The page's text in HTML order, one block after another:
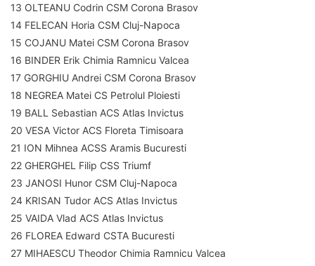
13 OLTEANU Codrin CSM Corona Brasov
14 FELECAN Horia CSM Cluj-Napoca
15 COJANU Matei CSM Corona Brasov
16 BINDER Erik Chimia Ramnicu Valcea
17 GORGHIU Andrei CSM Corona Brasov
18 NEGREA Matei CS Petrolul Ploiesti
19 BALL Sebastian ACS Atlas Invictus
20 VESA Victor ACS Floreta Timisoara
21 ION Mihnea ACSS Aramis Bucuresti
22 GHERGHEL Filip CSS Triumf
23 JANOSI Hunor CSM Cluj-Napoca
24 KRISAN Tudor ACS Atlas Invictus
25 VAIDA Vlad ACS Atlas Invictus
26 FLOREA Edward CSTA Bucuresti
27 MIHAESCU Theodor Chimia Ramnicu Valcea